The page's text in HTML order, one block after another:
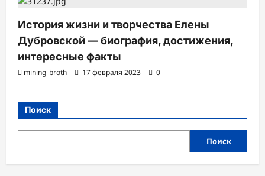
История жизни и творчества Елены
Дубровской — биография, достижения,
интересные факты
mining_broth 17 февраля 2023 0
Поиск
Поиск